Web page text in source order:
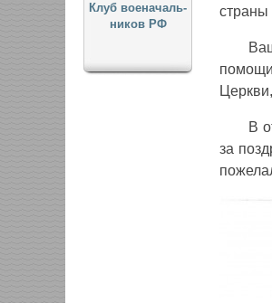
страны
В
за
Клуб военачаль-
ников РФ